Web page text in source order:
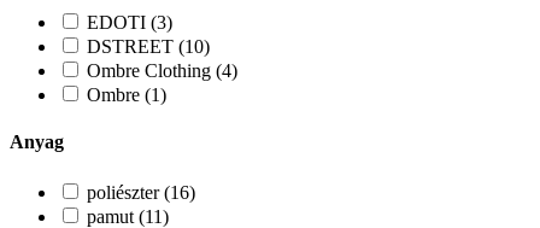
EDOTI (3)
DSTREET (10)
Ombre Clothing (4)
Ombre (1)
Anyag
poliészter (16)
pamut (11)